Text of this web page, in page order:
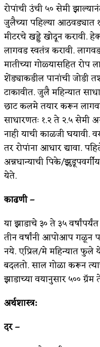
रोपांची उंची ५० सेमी
जुलैच्या पहिल्या आठवड्यात
मीटरचे खड्डे खोदून करावी.
लागवड स्वतंत्र करावी.
मातीच्या गोळ्यासहित रोप
शेंड्याकडील पानांची जोडी
टाकावीत. जुलै महिन्यात
छाट कलमे तयार करून
साधारणतः १.२ ते २.५ सेमी
नाही याची काळजी घयावी.
तर रोपांना आधार द्यावा.
अन्नधान्याची पिके/
येते.
काढणी –
या झाडाचे ३० ते ३५
तीन वर्षांनी आपोआप गळून
नये. एप्रिल/मे महिन्यात
बदलतो. साल गोळा करून
झाडाच्या वयानुसार ५००
अर्थशास्त्र:
दर –